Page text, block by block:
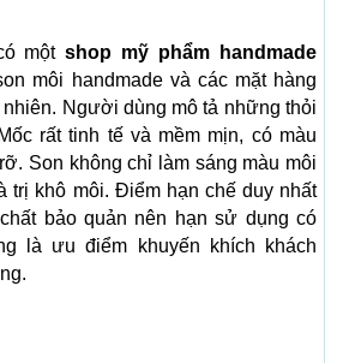
mộtshop mỹ phẩm handmade
môi handmade và các mặt hàng
Người dùng mô tả những thỏi
rất tinh tế và mềm mịn, có màu
Son không chỉ làm sáng màu môi
trị khô môi. Điểm hạn chế duy nhất
bảo quản nên hạn sử dụng có
là ưu điểm khuyến khích khách